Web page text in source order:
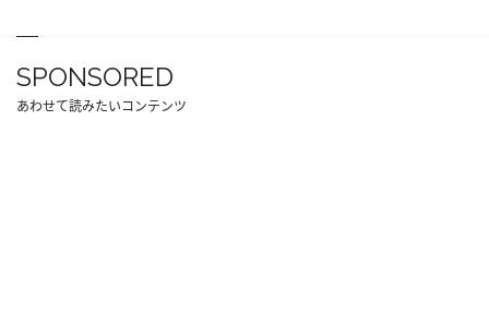
SPONSORED
あわせて読みたいコンテンツ